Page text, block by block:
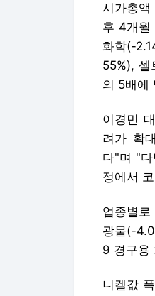
시가총액
후 4개월
화학(-
55%), 셀
의 5배에
이경민
려가 확
다"며 "
정에서
업종별로
광물(-
9 경구용
니켈값